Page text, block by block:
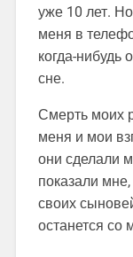
уже 10 лет.
меня в
когда-нибудь
сне.
Смерть моих
меня и мои
они сделали
показали
своих
останется со